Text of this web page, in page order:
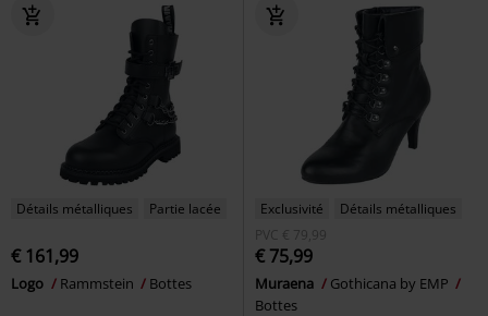
Détails métalliques Partie lacée
€ 161,99
Logo Rammstein Bottes
Exclusivité
Détails métalliques
PVC € 79,99
€ 75,99
Muraena
Gothicana by EMP
Bottes